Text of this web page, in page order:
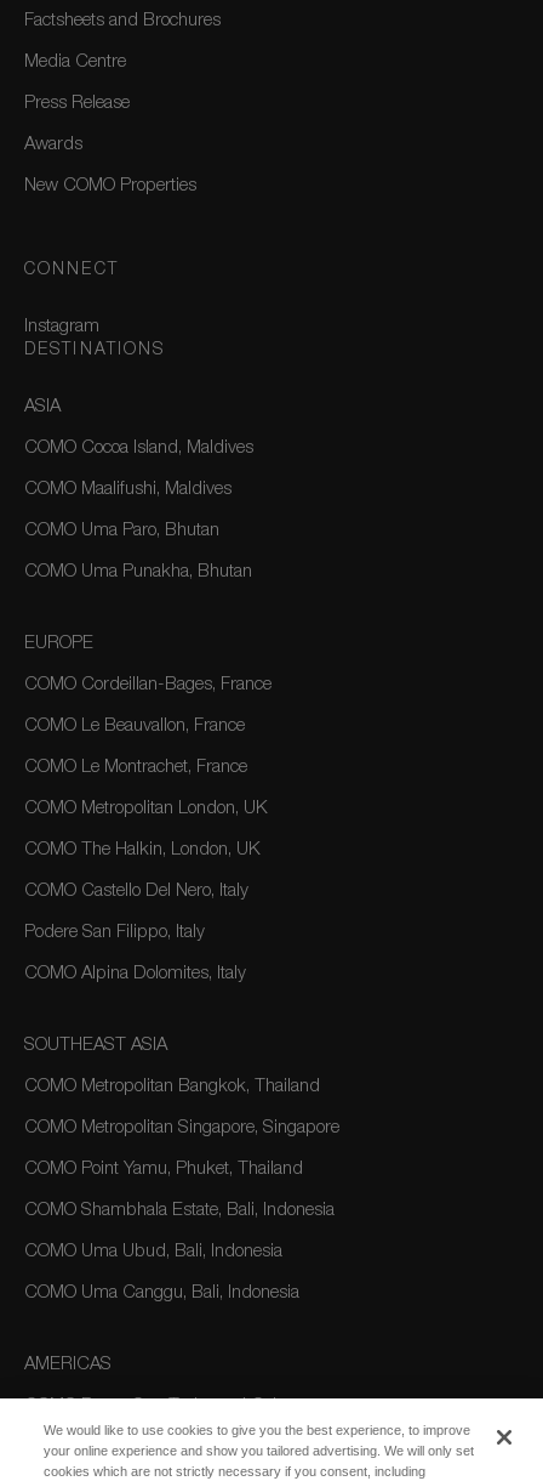
Factsheets and Brochures
Media Centre
Press Release
Awards
New COMO Properties
CONNECT
Instagram
DESTINATIONS
ASIA
COMO Cocoa Island, Maldives
COMO Maalifushi, Maldives
COMO Uma Paro, Bhutan
COMO Uma Punakha, Bhutan
EUROPE
COMO Cordeillan-Bages, France
COMO Le Beauvallon, France
COMO Le Montrachet, France
COMO Metropolitan London, UK
COMO The Halkin, London, UK
COMO Castello Del Nero, Italy
Podere San Filippo, Italy
COMO Alpina Dolomites, Italy
SOUTHEAST ASIA
COMO Metropolitan Bangkok, Thailand
COMO Metropolitan Singapore, Singapore
COMO Point Yamu, Phuket, Thailand
COMO Shambhala Estate, Bali, Indonesia
COMO Uma Ubud, Bali, Indonesia
COMO Uma Canggu, Bali, Indonesia
AMERICAS
We would like to use cookies to give you the best experience, to improve
your online experience and show you tailored advertising. We will only set
cookies which are not strictly necessary if you consent, including